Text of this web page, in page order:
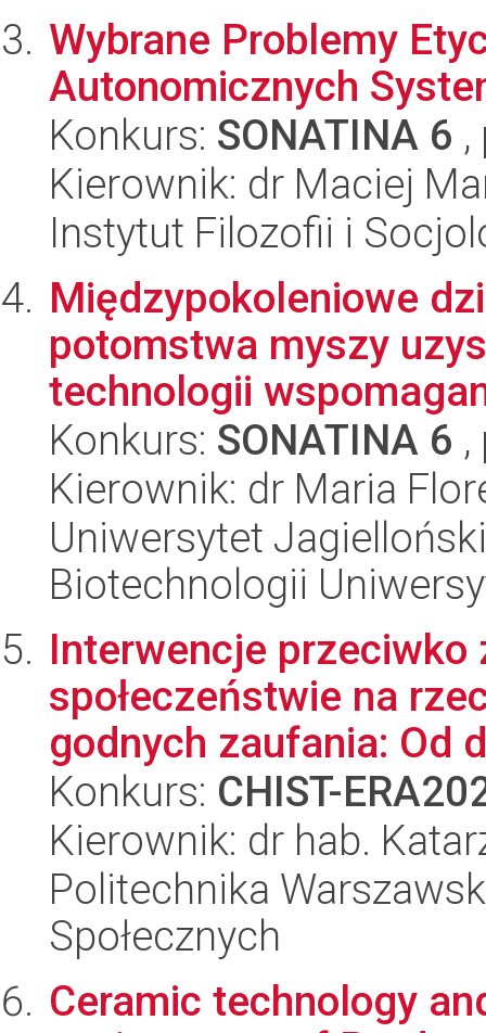
Wybrane Problemy
Autonomicznych
Konkurs: SONATINA 6
Kierownik: dr Maciej
Instytut Filozofii i
Międzypokoleniowe
potomstwa myszy
technologii
Konkurs: SONATINA 6
Kierownik: dr Maria
Uniwersytet
Biotechnologii
Interwencje
społeczeństwie na
godnych zaufania: Od
Konkurs: CHIST-
Kierownik: dr hab.
Politechnika
Społecznych
Ceramic technology